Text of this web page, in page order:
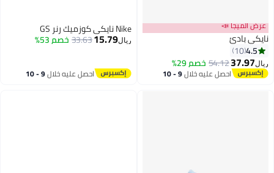
6
عرض الميجا 📣
نايكي بادئ
4.5
10
ريال37.97
54.12خصم 29%
احصل عليه خلال 9 - 10
Nike نايكي كوزميك رنر GS
ريال15.79
33.63خصم 53%
احصل عليه خلال 9 - 10